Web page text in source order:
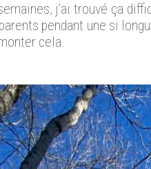
j’ai trouvé ça
pendant une si
cela.